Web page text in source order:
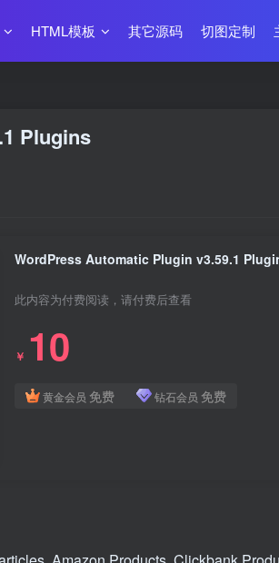
HTML模板 其它源码 切图定制
Plugins
WordPress Automatic Plugin v3.59.1
此内容为付费阅读，请付费后查看
￥ 10
黄金会员 免费 钻石会员 免费